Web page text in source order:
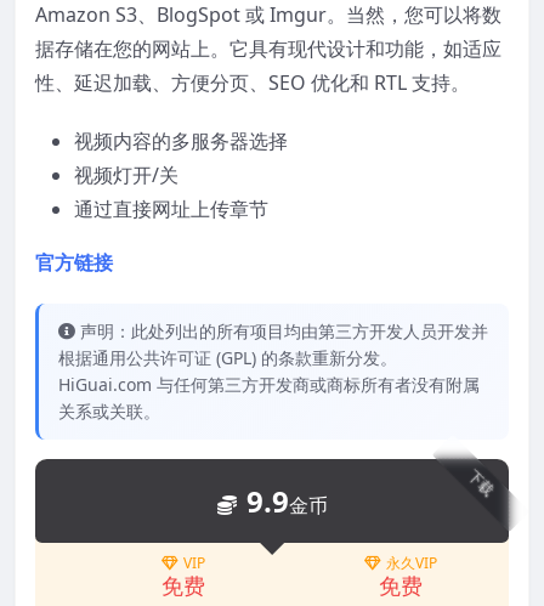
Amazon S3、BlogSpot 或 Imgur。当然，您可以将数
据存储在您的网站上。它具有现代设计和功能，如适应
性、延迟加载、方便分页、SEO 优化和 RTL 支持。
视频内容的多服务器选择
视频灯开/关
通过直接网址上传章节
官方链接
声明：此处列出的所有项目均由第三方开发人员开发并
根据通用公共许可证 (GPL) 的条款重新分发。
HiGuai.com 与任何第三方开发商或商标所有者没有附属
关系或关联。
下载
9.9金币
VIP
免费
永久VIP
免费